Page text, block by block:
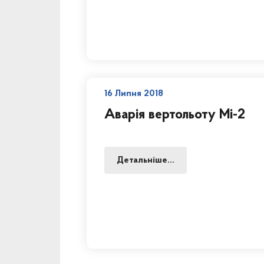
16 Липня 2018
Аварія вертольоту Мі-2
Детальніше...